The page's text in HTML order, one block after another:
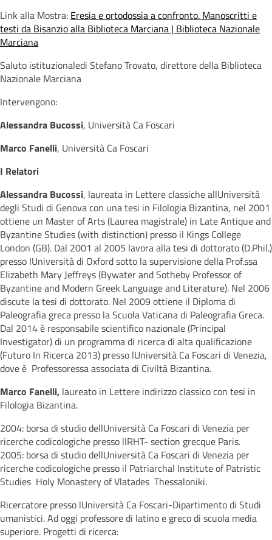
Link alla Mostra: Eresia e ortodossia a confronto. Manoscritti e
testi da Bisanzio alla Biblioteca Marciana | Biblioteca Nazionale
Marciana
Saluto istituzionaledi Stefano Trovato, direttore della Biblioteca
Nazionale Marciana
Intervengono:
Alessandra Bucossi, Università Ca Foscari
Marco Fanelli, Università Ca Foscari
I Relatori
Alessandra Bucossi, laureata in Lettere classiche allUniversità
degli Studi di Genova con una tesi in Filologia Bizantina, nel 2001
ottiene un Master of Arts (Laurea magistrale) in Late Antique and
Byzantine Studies (with distinction) presso il Kings College
London (GB). Dal 2001 al 2005 lavora alla tesi di dottorato (D.Phil.)
presso lUniversità di Oxford sotto la supervisione della Prof.ssa
Elizabeth Mary Jeffreys (Bywater and Sotheby Professor of
Byzantine and Modern Greek Language and Literature). Nel 2006
discute la tesi di dottorato. Nel 2009 ottiene il Diploma di
Paleografia greca presso la Scuola Vaticana di Paleografia Greca.
Dal 2014 è responsabile scientifico nazionale (Principal
Investigator) di un programma di ricerca di alta qualificazione
(Futuro In Ricerca 2013) presso lUniversità Ca Foscari di Venezia,
dove è Professoressa associata di Civiltà Bizantina.
Marco Fanelli, laureato in Lettere indirizzo classico con tesi in
Filologia Bizantina.
2004: borsa di studio dellUniversità Ca Foscari di Venezia per
ricerche codicologiche presso lIRHT- section grecque Paris.
2005: borsa di studio dellUniversità Ca Foscari di Venezia per
ricerche codicologiche presso il Patriarchal Institute of Patristic
Studies  Holy Monastery of Vlatades  Thessaloniki.
Ricercatore presso lUniversità Ca Foscari-Dipartimento di Studi
umanistici. Ad oggi professore di latino e greco di scuola media
superiore. Progetti di ricerca: